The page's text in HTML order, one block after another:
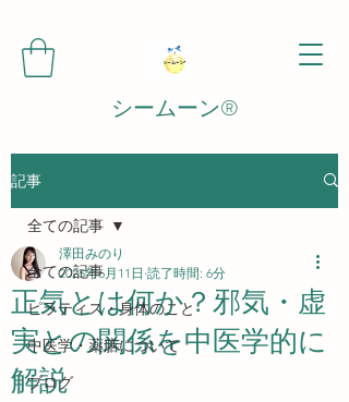
シームーン®️
記事
全ての記事
ピラティス・身体のこと
中医学・薬膳について
ブログ
全ての記事
正気とは何か？邪気・虚
実との関係を中医学的に
解説
澤田みのり
2025年6月11日 読了時間: 6分